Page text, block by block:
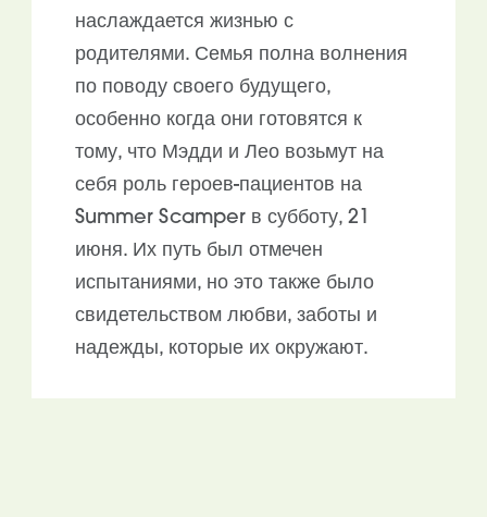
наслаждается жизнью с
родителями. Семья полна волнения
по поводу своего будущего,
особенно когда они готовятся к
тому, что Мэдди и Лео возьмут на
себя роль героев-пациентов на
Summer Scamper в субботу, 21
июня. Их путь был отмечен
испытаниями, но это также было
свидетельством любви, заботы и
надежды, которые их окружают.